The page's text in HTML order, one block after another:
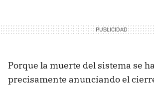
Porque la muerte del sistema se
precisamente anunciando el